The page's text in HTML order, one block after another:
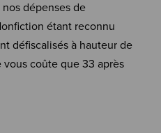
dépenses de
étant reconnu
défiscalisés à hauteur de
vous coûte que 33 après